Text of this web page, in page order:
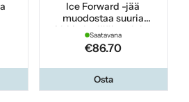
Ice Forward -jää
muodostaa suuria
kirkkaita jääkuutioita
Saatavana
€86.70
Osta